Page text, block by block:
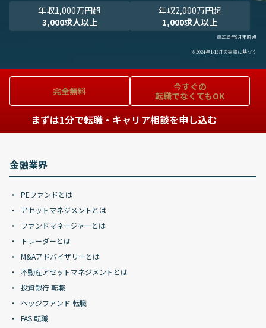
年収1,000万円超
3,000求人以上
年収2,000万円超
1,000求人以上
※2025年9月末時点
※2024年1-12月の実績に基づく
完全無料
今すぐの
転職でなくてもOK
まずは1分で転職・キャリア相談を申し込む
金融業界
PEファンドとは
アセットマネジメントとは
ファンドマネージャーとは
トレーダーとは
M&Aアドバイザリーとは
不動産アセットマネジメントとは
投資銀行 転職
ヘッジファンド 転職
FAS 転職